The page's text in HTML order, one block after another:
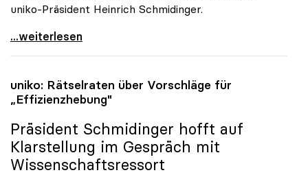
uniko-Präsident Heinrich Schmidinger.
uniko: Neuer Vergabemodus ändert nichts am
...weiterlesen
uniko: Rätselraten über Vorschläge für
„Effizienzhebung"
Präsident Schmidinger hofft auf
Klarstellung im Gespräch mit
Wissenschaftsressort